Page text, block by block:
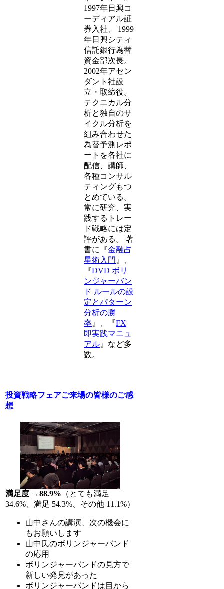
1997年日興コ
ーディアル証
券入社、 1999
年日興シティ
信託銀行為替
資金部次長。
2002年アセン
ダント社設
立・取締役。
テクニカル分
析と独自のサ
イクル分析を
組み合わせた
為替予測レポ
ートを各社に
配信、講師、
各種コンサル
ティングもつ
とめている。
常に研究、実
践するトレー
ド戦略には定
評がある。 著
書に『金融占
星術入門 』、
『DVD ボリ
ンジャーバン
ド ルールの設
定とパターン
分析の勝
率 』、『FX
即実践マニュ
アル 』など多
数。
投資戦略フェアご来場の皆様のご感
想
満足度 →88.9% （とても満足
34.6%、満足 54.3%、その他 11.1%）
山中さんの講演、次の機会に
もお願いします
山中氏のボリンジャーバンド
の応用
ボリンジャーバンドの見方で
新しい発見があった
ボリンジャーバンドは目から